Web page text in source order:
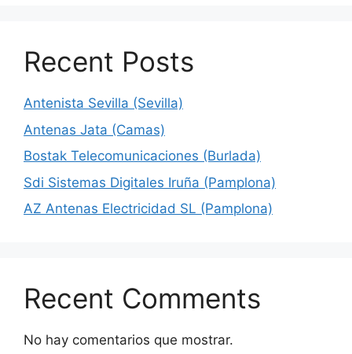
Recent Posts
Antenista Sevilla (Sevilla)
Antenas Jata (Camas)
Bostak Telecomunicaciones (Burlada)
Sdi Sistemas Digitales Iruña (Pamplona)
AZ Antenas Electricidad SL (Pamplona)
Recent Comments
No hay comentarios que mostrar.